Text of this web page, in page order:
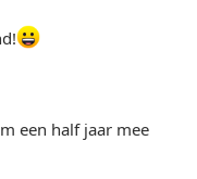
een half jaar mee